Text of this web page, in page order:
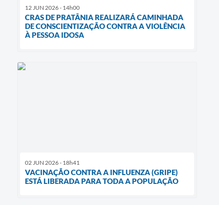
12 JUN 2026 - 14h00
CRAS DE PRATÂNIA REALIZARÁ CAMINHADA
DE CONSCIENTIZAÇÃO CONTRA A VIOLÊNCIA
À PESSOA IDOSA
02 JUN 2026 - 18h41
VACINAÇÃO CONTRA A INFLUENZA (GRIPE)
ESTÁ LIBERADA PARA TODA A POPULAÇÃO